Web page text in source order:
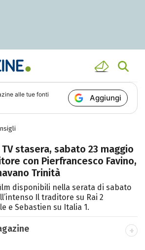
alle tue fonti
Aggiungi
stasera, sabato 23 maggio
con Pierfrancesco Favino,
Trinità
disponibili nella serata di sabato
Il traditore su Rai 2
e Sebastien su Italia 1.